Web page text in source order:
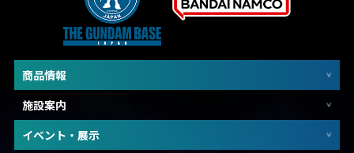
商品情報
施設案内
イベント・展示